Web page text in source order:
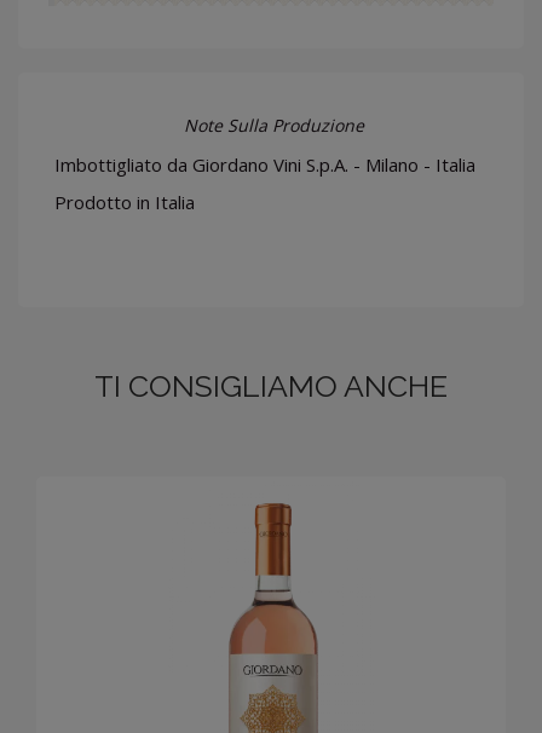
Note Sulla Produzione
Imbottigliato da Giordano Vini S.p.A. - Milano - Italia
Prodotto in Italia
TI CONSIGLIAMO ANCHE